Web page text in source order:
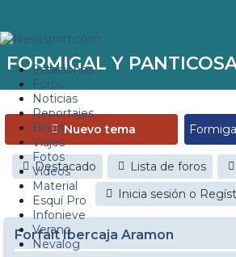
Estaciones
Foros
Noticias
Reportajes
Blogs
Viajes
Fotos
Videos
Material
Esquí Pro
Infonieve
Verano
Nevalog
FORMIGAL Y
Nuevo tema
Destacado Lista de foros
Inicia sesión o
Forfait Ibercaja Aramon